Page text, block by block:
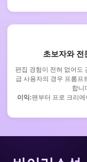
초보자와 전
편집 경험이 전혀 없어
급 사용자의 경우 프롬프
합니
이익:팬부터 프로 크리